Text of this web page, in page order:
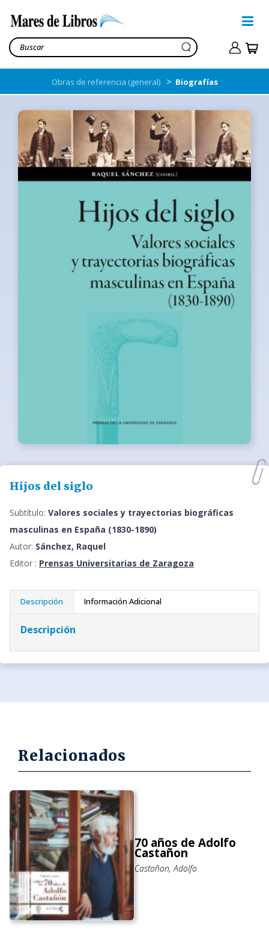
Obras de referencia (general) > Biografías
Hijos del siglo
Subtítulo: Valores sociales y trayectorias biográficas
masculinas en España (1830-1890)
Autor: Sánchez, Raquel
Editor : Prensas Universitarias de Zaragoza
Descripción Información Adicional
Descripción
Relacionados
70 años de Adolfo
Castañon
Castañon, Adolfo